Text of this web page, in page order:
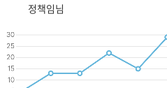
정책임님